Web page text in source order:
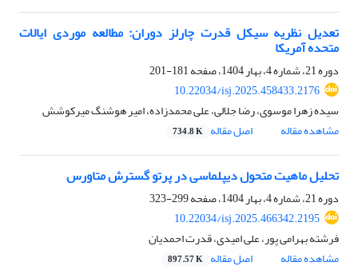
تعدیل نظریه سیکل قدرت چارلز دوران: مطالعه موردی ایالات
متحده آمریکا
دوره 21، شماره 4، بهار 1404، صفحه
181-201
10.22034/isj.2025.458433.2176
سیده زهرا موسوی، رضا جلالی، علی محمدزاده، امیر هوشنگ میرکوشش
مشاهده مقاله
اصل مقاله 734.8 K
تحلیل ماهیت متحول دیپلماسی در پرتو گسترش متاورس
دوره 21، شماره 4، بهار 1404، صفحه
299-323
10.22034/isj.2025.466342.2195
فرشته بهرامی پور، علی امیدی، قدرت احمدیان
مشاهده مقاله
اصل مقاله 897.57 K